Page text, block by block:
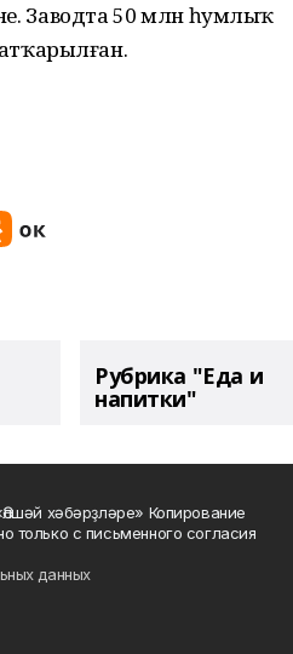
Заводта 50 млн һумлыҡ
Рубрика "Еда и
напитки"
хәбәрҙләре» Копирование
только с письменного согласия
данных